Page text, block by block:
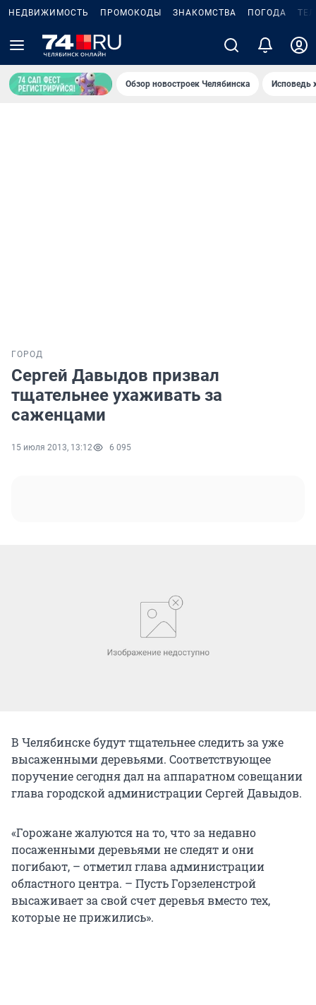
НЕДВИЖИМОСТЬ ПРОМОКОДЫ ЗНАКОМСТВА ПОГОДА
Обзор новостроек Челябинска Исповедь
ГОРОД
Сергей Давыдов призвал
тщательнее ухаживать за
саженцами
15 июля 2013, 13:12 6 095
В Челябинске будут тщательнее следить за уже
высаженными деревьями. Соответствующее
поручение сегодня дал на аппаратном совещании
глава городской администрации Сергей Давыдов.
«Горожане жалуются на то, что за недавно
посаженными деревьями не следят и они
погибают, – отметил глава администрации
областного центра. – Пусть Горзеленстрой
высаживает за свой счет деревья вместо тех,
которые не прижились».